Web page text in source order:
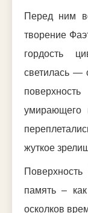
Перед ним
творение
гордость
светилась —
умирающего
жуткое
память –
осколков